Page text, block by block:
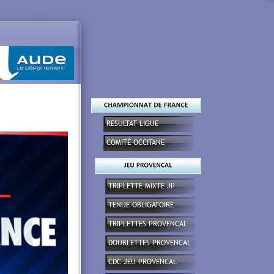
TRIPLETTE MIXTE JP
TENUE OBLIGATOIRE
TRIPLETTES PROVENCAL
DOUBLETTES PROVENCAL
CDC JEU PROVENCAL
RESULTAT LIGUE
COMITÉ OCCITANE